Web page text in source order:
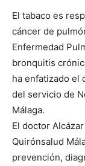
El tabaco es
cáncer de
Enfermedad
bronquitis
ha enfatizado el
del servicio de
Málaga.
El doctor
Quirónsalud
prevención,